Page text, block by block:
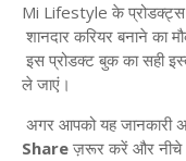
Mi Lifestyle के प्रोडक्ट्स
शानदार करियर बनाने का
इस प्रोडक्ट बुक का सही
ले जाएं।
अगर आपको यह जानकारी
Share ज़रूर करें और नीचे